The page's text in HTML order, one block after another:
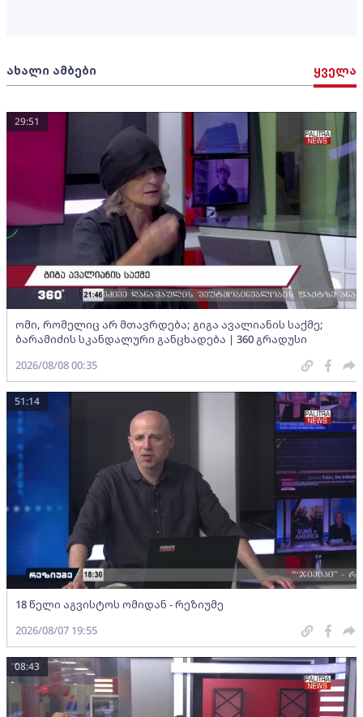
ახალი ამბები ყველა
ომი, რომელიც არ მთავრდება; გიგა ავალიანის საქმე;
ბარამიძის სკანდალური განცხადება | 360 გრადუსი
29:51
2026/08/08 00:35
18 წელი აგვისტოს ომიდან - რეზიუმე
51:14
2026/08/07 19:55
08:43